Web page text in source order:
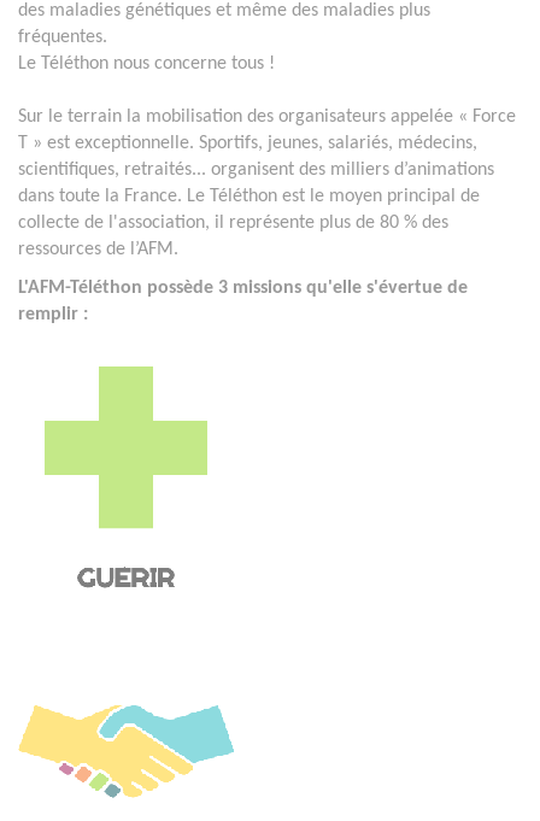
des maladies génétiques et même des maladies plus
fréquentes.
Le Téléthon nous concerne tous !
Sur le terrain la mobilisation des organisateurs appelée « Force
T » est exceptionnelle. Sportifs, jeunes, salariés, médecins,
scientifiques, retraités... organisent des milliers d’animations
dans toute la France. Le Téléthon est le moyen principal de
collecte de l'association, il représente plus de 80 % des
ressources de l’AFM.
L'AFM-Téléthon possède 3 missions qu'elle s'évertue de
remplir :